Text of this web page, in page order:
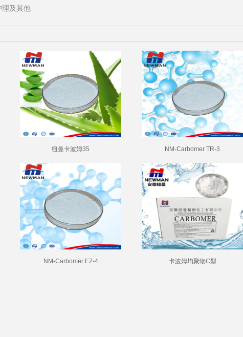
理及其他
纽曼卡波姆35 NM-Carbomer TR-3
NM-Carbomer EZ-4 卡波姆均聚物C型